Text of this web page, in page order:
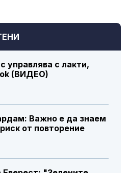
управлява с лакти,
(ВИДЕО)
Важно е да знаем
от повторение